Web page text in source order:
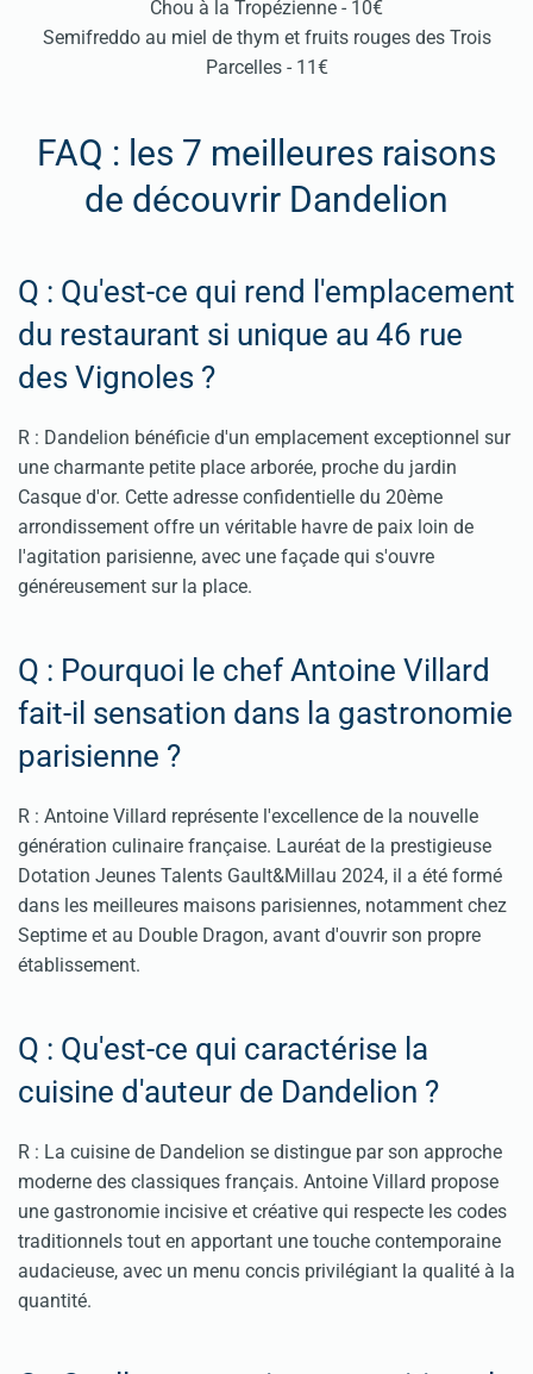
Chou à la Tropézienne - 10€
Semifreddo au miel de thym et fruits rouges des Trois
Parcelles - 11€
FAQ : les 7 meilleures raisons
de découvrir Dandelion
Q : Qu'est-ce qui rend l'emplacement
du restaurant si unique au 46 rue
des Vignoles ?
R : Dandelion bénéficie d'un emplacement exceptionnel sur
une charmante petite place arborée, proche du jardin
Casque d'or. Cette adresse confidentielle du 20ème
arrondissement offre un véritable havre de paix loin de
l'agitation parisienne, avec une façade qui s'ouvre
généreusement sur la place.
Q : Pourquoi le chef Antoine Villard
fait-il sensation dans la gastronomie
parisienne ?
R : Antoine Villard représente l'excellence de la nouvelle
génération culinaire française. Lauréat de la prestigieuse
Dotation Jeunes Talents Gault&Millau 2024, il a été formé
dans les meilleures maisons parisiennes, notamment chez
Septime et au Double Dragon, avant d'ouvrir son propre
établissement.
Q : Qu'est-ce qui caractérise la
cuisine d'auteur de Dandelion ?
R : La cuisine de Dandelion se distingue par son approche
moderne des classiques français. Antoine Villard propose
une gastronomie incisive et créative qui respecte les codes
traditionnels tout en apportant une touche contemporaine
audacieuse, avec un menu concis privilégiant la qualité à la
quantité.